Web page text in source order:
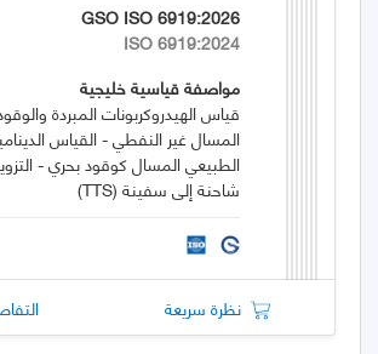
GSO ISO 6919:2026
ISO 6919:2024
مواصفة قياسية خليجية
قياس الهيدروكربونات المبردة
المسال غير النفطي - القياس
الطبيعي المسال كوقود بحري -
شاحنة إلى سفينة (TTS)
نظرة سريعة